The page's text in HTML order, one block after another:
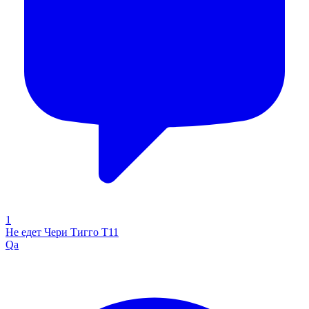
1
Не едет Чери Тигго Т11
Qa